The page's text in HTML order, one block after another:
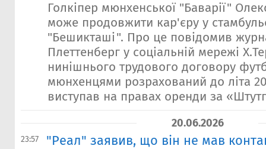
Голкіпер мюнхенської "Баварії"
може продовжити кар'єру у
"Бешикташі". Про це повідомив
Плеттенберг у соціальній мережі
нинішнього трудового договору
мюнхенцями розрахований до літа
виступав на правах оренди за
20.06.2026
23:57 "Реал" заявив, що він не мав